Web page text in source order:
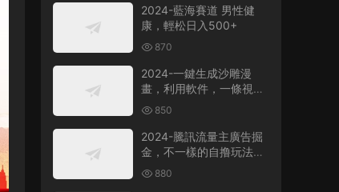
錄
2024-藍海賽道 男性健
康，輕松日入500+
870
2024-一鍵生成沙雕漫
畫，利用軟件，一條視頻
播放12W+，單日變現
1000+
850
2024-騰訊流量主廣告掘
金，不一樣的自撸玩法，
日賺500-1000+，無設備
要求
880